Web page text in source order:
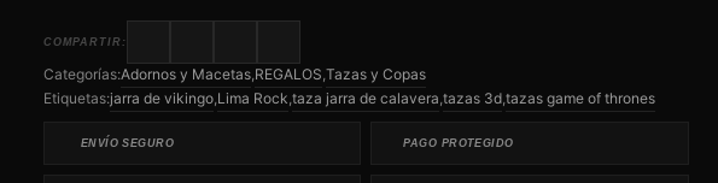
COMPARTIR:
Categorías:Adornos y Macetas,REGALOS,Tazas y Copas
Etiquetas:jarra de vikingo,Lima Rock,taza jarra de calavera,tazas 3d,tazas game of thrones
ENVÍO SEGURO PAGO PROTEGIDO